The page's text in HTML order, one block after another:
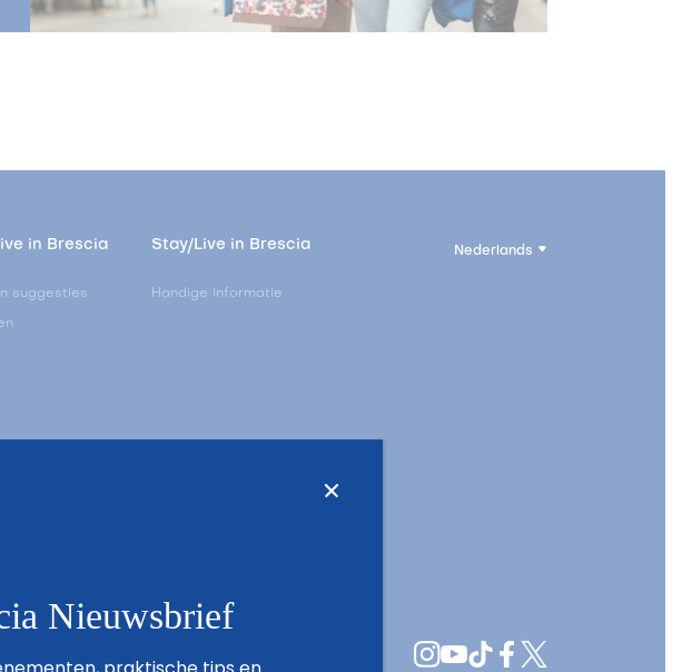
Nederlands
in Brescia
suggesties
Stay/Live in Brescia
Handige informatie
Nieuwsbrief